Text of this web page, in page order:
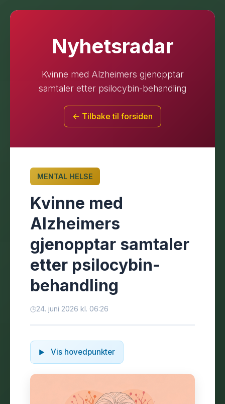
Nyhetsradar
Kvinne med Alzheimers gjenopptar
samtaler etter psilocybin-behandling
← Tilbake til forsiden
MENTAL HELSE
Kvinne med
Alzheimers
gjenopptar samtaler
etter psilocybin-
behandling
24. juni 2026 kl. 06:26
Vis hovedpunkter